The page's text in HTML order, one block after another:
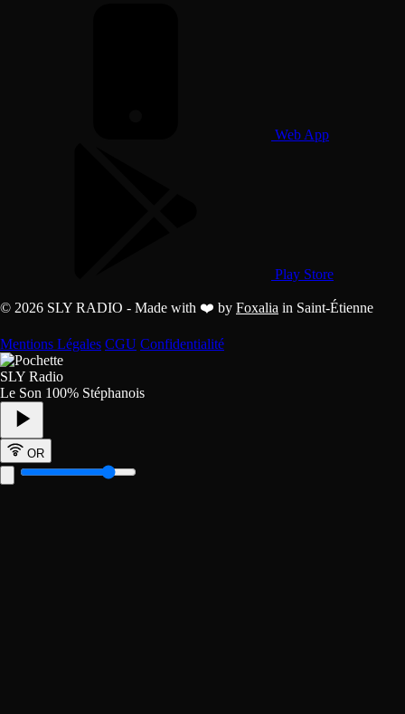
Web App
Play Store
© 2026 SLY RADIO - Made with ❤️ by Foxalia in Saint-Étienne
Mentions Légales CGU Confidentialité
SLY Radio
Le Son 100% Stéphanois
OR